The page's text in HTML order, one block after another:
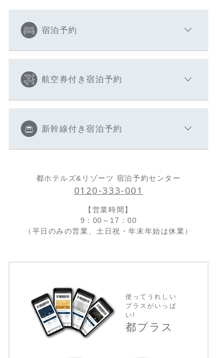
宿泊予約
航空券付き宿泊予約
新幹線付き宿泊予約
都ホテルズ&リゾーツ 宿泊予約センター
0120-333-001
【営業時間】
9：00～17：00
（平日のみの営業、土日祝・年末年始は休業）
使ってうれしい
プラスがいっぱ
い!
都プラス